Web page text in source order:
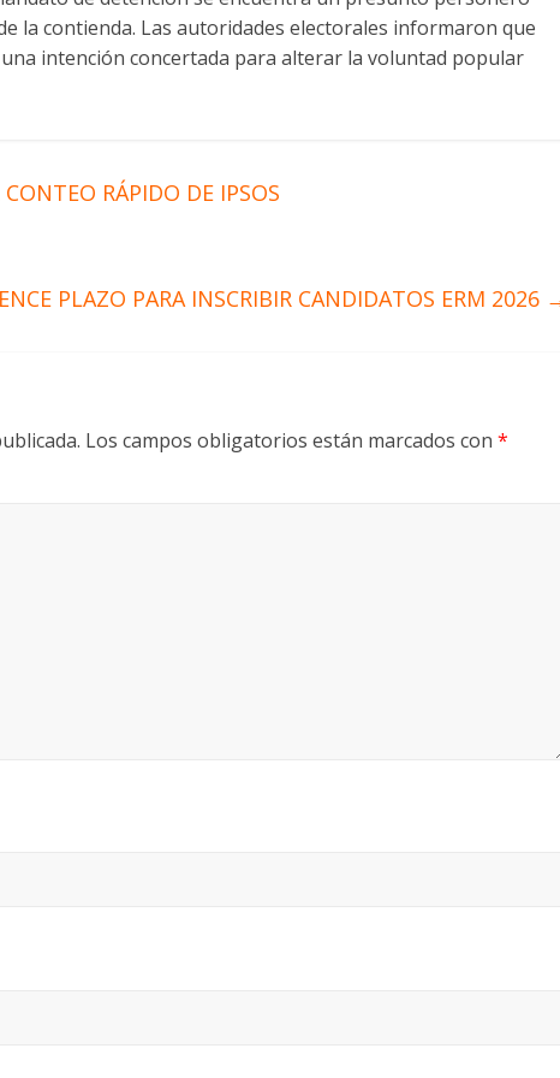
la contienda. Las autoridades electorales informaron que
intención concertada para alterar la voluntad popular
RÁPIDO DE IPSOS
PLAZO PARA INSCRIBIR CANDIDATOS ERM 2026
Los campos obligatorios están marcados con *